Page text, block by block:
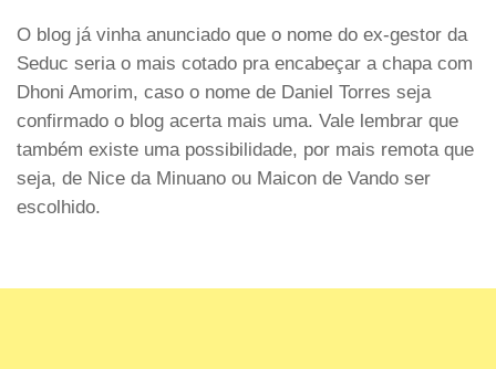
O blog já vinha anunciado que o nome do ex-gestor da
Seduc seria o mais cotado pra encabeçar a chapa com
Dhoni Amorim, caso o nome de Daniel Torres seja
confirmado o blog acerta mais uma. Vale lembrar que
também existe uma possibilidade, por mais remota que
seja, de Nice da Minuano ou Maicon de Vando ser
escolhido.